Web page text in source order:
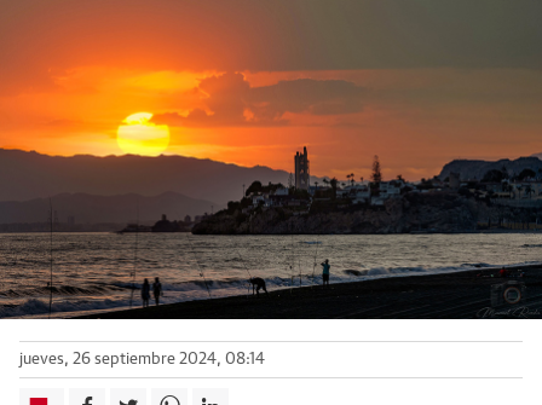
jueves, 26 septiembre 2024, 08:14